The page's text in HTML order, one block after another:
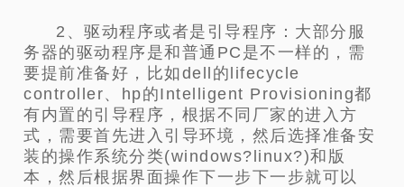
2、驱动程序或者是引导程序：大部分服
务器的驱动程序是和普通PC是不一样的，需
要提前准备好，比如dell的lifecycle
controller、hp的Intelligent Provisioning都
有内置的引导程序，根据不同厂家的进入方
式，需要首先进入引导环境，然后选择准备安
装的操作系统分类(windows?linux?)和版
本，然后根据界面操作下一步下一步就可以